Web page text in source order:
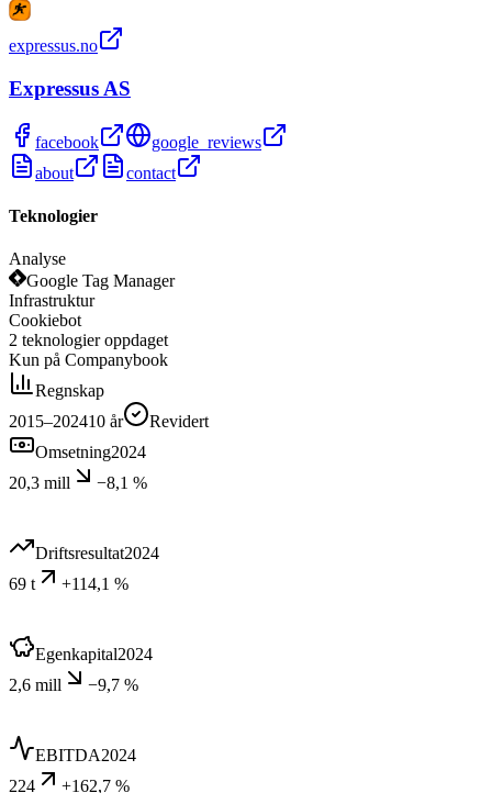
expressus.no
Expressus AS
facebook
google_reviews
about
contact
Teknologier
Analyse
Google Tag Manager
Infrastruktur
Cookiebot
2 teknologier oppdaget
Kun på Companybook
Regnskap
2015–202410 år
Revidert
Omsetning2024
20,3 mill
−8,1 %
Driftsresultat2024
69 t
+114,1 %
Egenkapital2024
2,6 mill
−9,7 %
EBITDA2024
224
+162,7 %